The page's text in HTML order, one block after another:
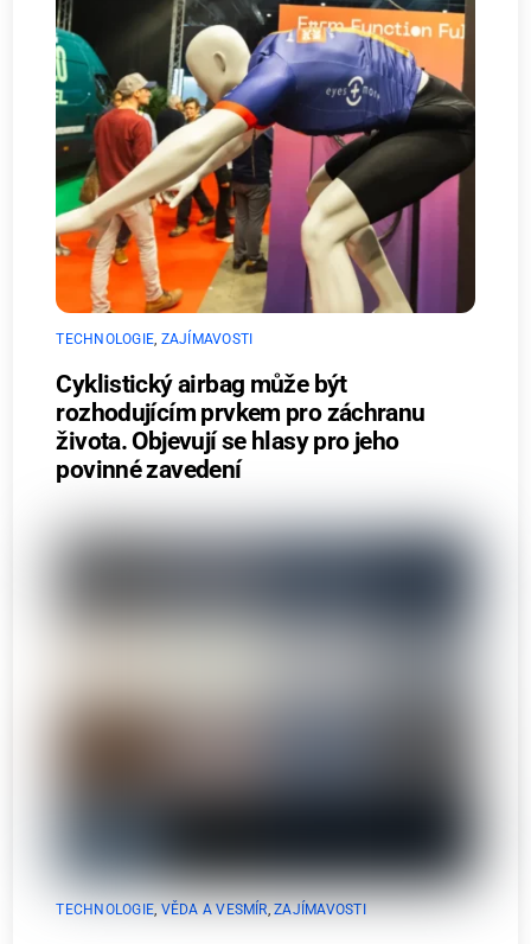
TECHNOLOGIE ZAJÍMAVOSTI
Cyklistický airbag může být
rozhodujícím prvkem pro záchranu
života. Objevují se hlasy pro jeho
povinné zavedení
TECHNOLOGIE VĚDA A VESMÍR ,ZAJÍMAVOSTI